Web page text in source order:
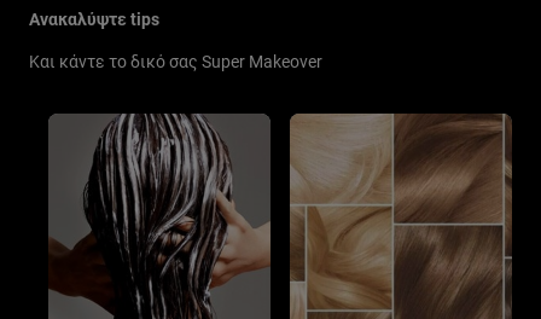
Ανακαλύψτε tips
Και κάντε το δικό σας Super Makeover